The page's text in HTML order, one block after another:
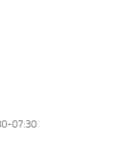
07:30